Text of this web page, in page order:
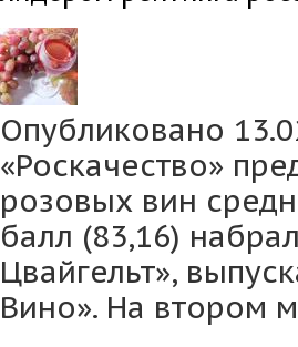
Опубликовано
«Роскачество»
розовых вин
балл (83,16)
Цвайгельт»,
Вино». На втором